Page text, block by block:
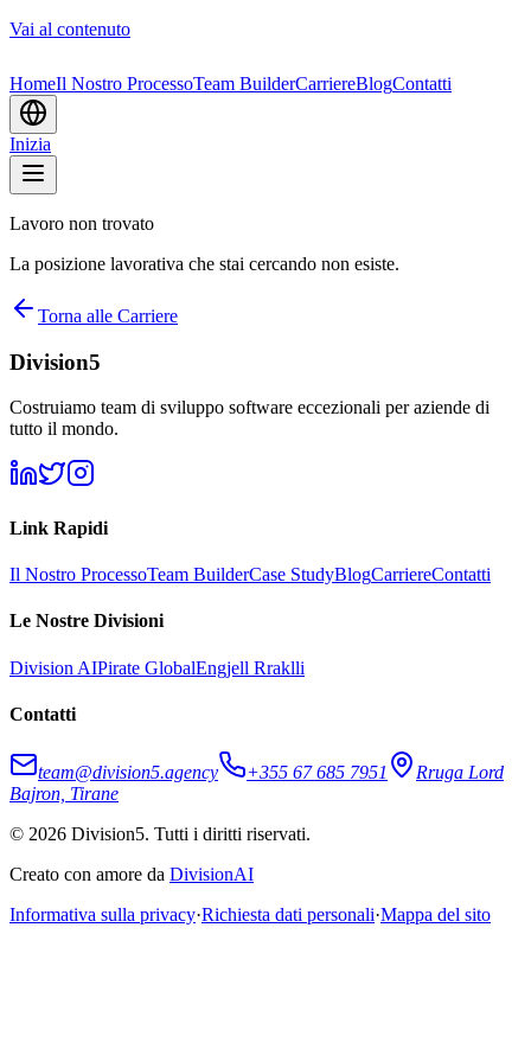
Vai al contenuto
HomeIl Nostro ProcessoTeam BuilderCarriereBlogContatti
Inizia
Lavoro non trovato
La posizione lavorativa che stai cercando non esiste.
Torna alle Carriere
Division5
Costruiamo team di sviluppo software eccezionali per aziende di
tutto il mondo.
Link Rapidi
Il Nostro ProcessoTeam BuilderCase StudyBlogCarriereContatti
Le Nostre Divisioni
Division AIPirate GlobalEngjell Rraklli
Contatti
team@division5.agency +355 67 685 7951
Rruga Lord
Bajron, Tirane
© 2026 Division5. Tutti i diritti riservati.
Creato con amore da DivisionAI
Informativa sulla privacy·Richiesta dati personali·Mappa del sito